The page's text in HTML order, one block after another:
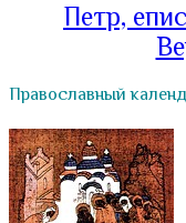
Петр,
Православный